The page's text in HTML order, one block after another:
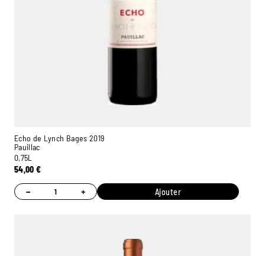
Echo de Lynch Bages 2019
Pauillac
0,75L
54,00€
− + Ajouter